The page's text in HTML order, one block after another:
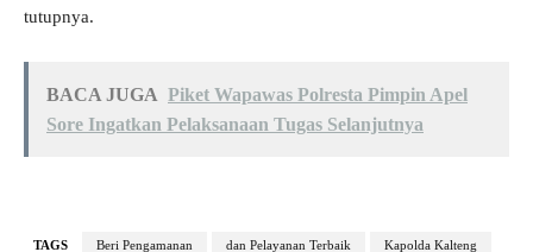
tutupnya.
BACA JUGA Piket Wapawas Polresta Pimpin Apel
Sore Ingatkan Pelaksanaan Tugas Selanjutnya
TAGS Beri Pengamanan dan Pelayanan Terbaik Kapolda Kalteng